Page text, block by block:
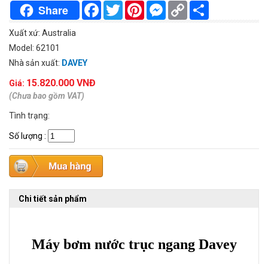
Share FacebookTwitterPinterestMessenger
Copy
Link
Xuất xứ: Australia
Model: 62101
Nhà sản xuất: DAVEY
Giá: 15.820.000 VNĐ
(Chưa bao gồm VAT)
Tình trạng:
Số lượng :
Chi tiết sản phẩm
Máy bơm nước trục ngang Davey